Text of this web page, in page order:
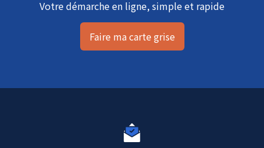
Votre démarche en ligne, simple et rapide
Faire ma carte grise